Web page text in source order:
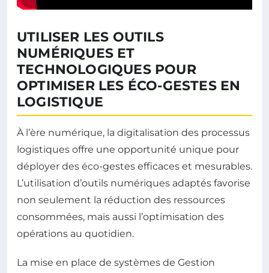
UTILISER LES OUTILS
NUMÉRIQUES ET
TECHNOLOGIQUES POUR
OPTIMISER LES ÉCO-GESTES EN
LOGISTIQUE
À l’ère numérique, la digitalisation des processus
logistiques offre une opportunité unique pour
déployer des éco-gestes efficaces et mesurables.
L’utilisation d’outils numériques adaptés favorise
non seulement la réduction des ressources
consommées, mais aussi l’optimisation des
opérations au quotidien.
La mise en place de systèmes de Gestion